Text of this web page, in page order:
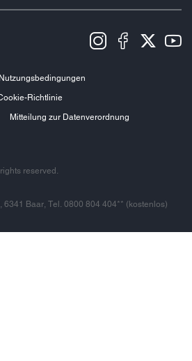
Nutzungsbedingungen
Richtlinie
Mitteilung zur Datenverordnung
reserved.
6341 Baar, Tel. 0800 804 404** (kostenlos)